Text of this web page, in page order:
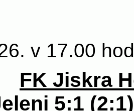
v 17.00
FK Jiskra
5:1 (2:1)